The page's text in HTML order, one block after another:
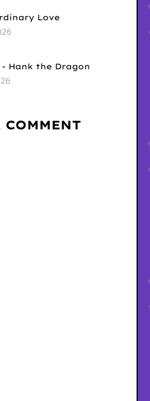
Love
Hank the Dragon
COMMENT